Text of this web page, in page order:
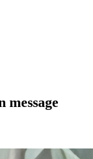
message